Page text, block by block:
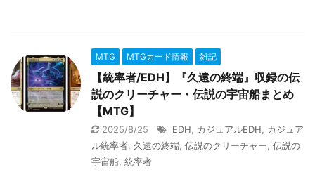
MTG MTGカード情報 雑記
【統率者/EDH】『久遠の終端』収録の伝
説のクリーチャー・伝説の宇宙船まとめ
【MTG】
2025/8/25 EDH カジュアルEDH
カジュア
ル統率者 久遠の終端 伝説のクリーチャー 伝説の
宇宙船 統率者